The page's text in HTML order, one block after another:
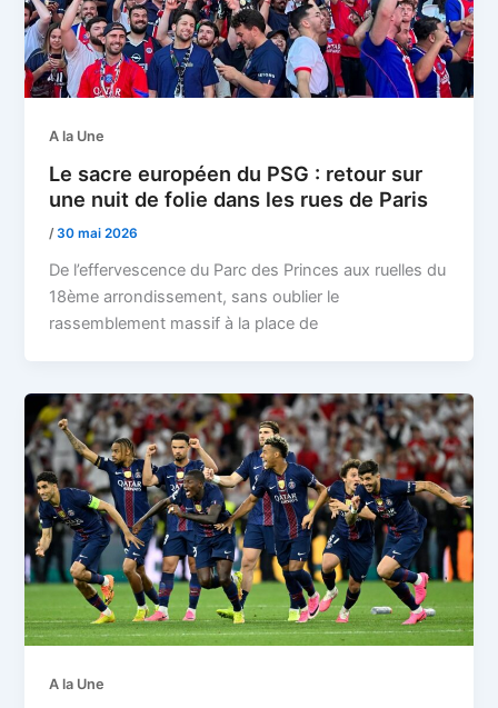
A la Une
Le sacre européen du PSG : retour sur
une nuit de folie dans les rues de Paris
/30 mai 2026
De l’effervescence du Parc des Princes aux ruelles du
18ème arrondissement, sans oublier le
rassemblement massif à la place de
A la Une